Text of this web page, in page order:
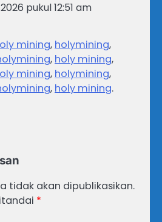
pukul 12:51 am
mining, holymining,
, holy mining,
mining, holymining,
, holy mining.
tidak akan dipublikasikan.
*